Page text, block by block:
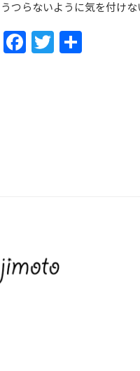
うつらないように気を付け
F
T